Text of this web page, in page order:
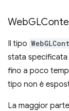
Web
Il tipo
stata specificata
fino a poco
tipo non è
La maggior